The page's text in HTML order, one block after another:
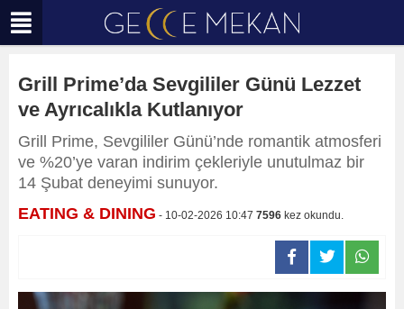
Grill Prime’da Sevgililer Günü Lezzet
ve Ayrıcalıkla Kutlanıyor
Grill Prime, Sevgililer Günü’nde romantik atmosferi
ve %20’ye varan indirim çekleriyle unutulmaz bir
14 Şubat deneyimi sunuyor.
EATING & DINING - 10-02-2026 10:47 7596 kez okundu.